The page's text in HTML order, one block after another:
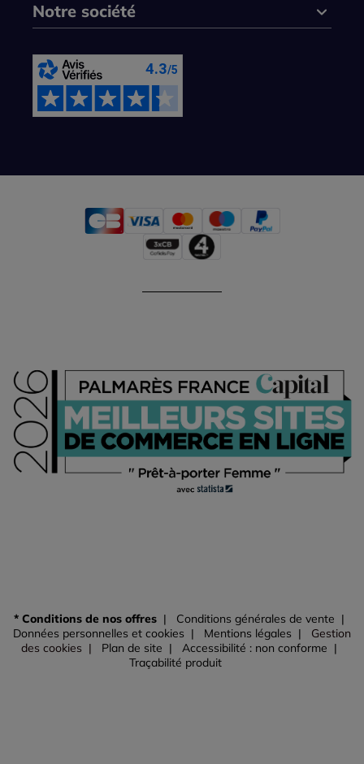
Notre société
* Conditions de nos offres
Conditions générales de vente
Données personnelles et cookies
Mentions légales
Gestion
des cookies
Plan de site
Accessibilité : non conforme
Traçabilité produit